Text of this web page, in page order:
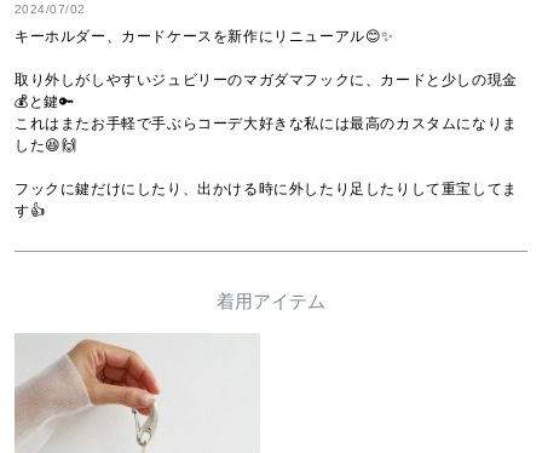
2024/07/02
キーホルダー、カードケースを新作にリニューアル😊✨
取り外しがしやすいジュビリーのマガダマフックに、カードと少しの現金
💰と鍵🔑
これはまたお手軽で手ぶらコーデ大好きな私には最高のカスタムになりま
した😆🙌
フックに鍵だけにしたり、出かける時に外したり足したりして重宝してま
す👍
着用アイテム